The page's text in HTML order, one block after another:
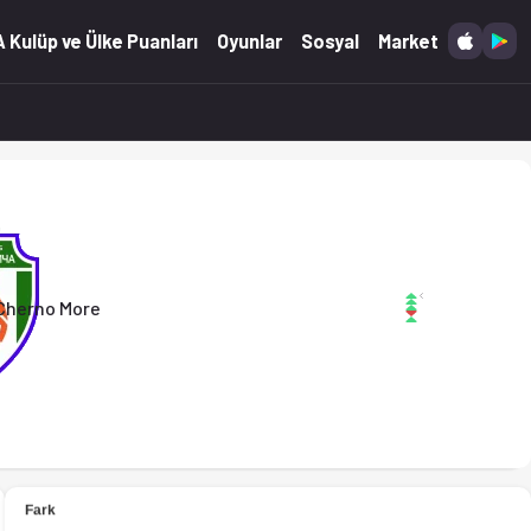
Kulüp ve Ülke Puanları Oyunlar Sosyal Market
More